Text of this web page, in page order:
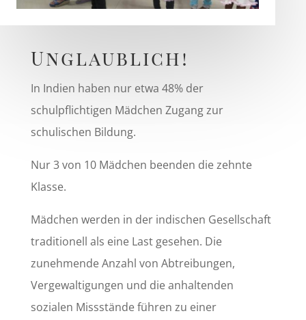
Unglaublich!
In Indien haben nur etwa 48% der
schulpflichtigen Mädchen Zugang zur
schulischen Bildung.
Nur 3 von 10 Mädchen beenden die zehnte
Klasse.
Mädchen werden in der indischen Gesellschaft
traditionell als eine Last gesehen. Die
zunehmende Anzahl von Abtreibungen,
Vergewaltigungen und die anhaltenden
sozialen Missstände führen zu einer